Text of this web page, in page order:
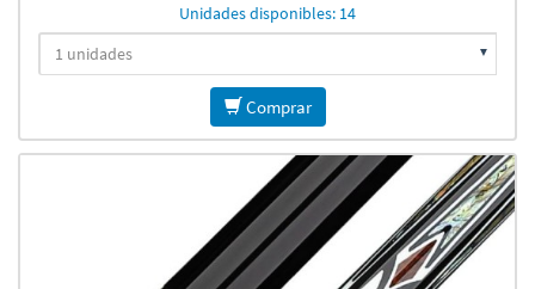
Unidades disponibles: 14
Comprar